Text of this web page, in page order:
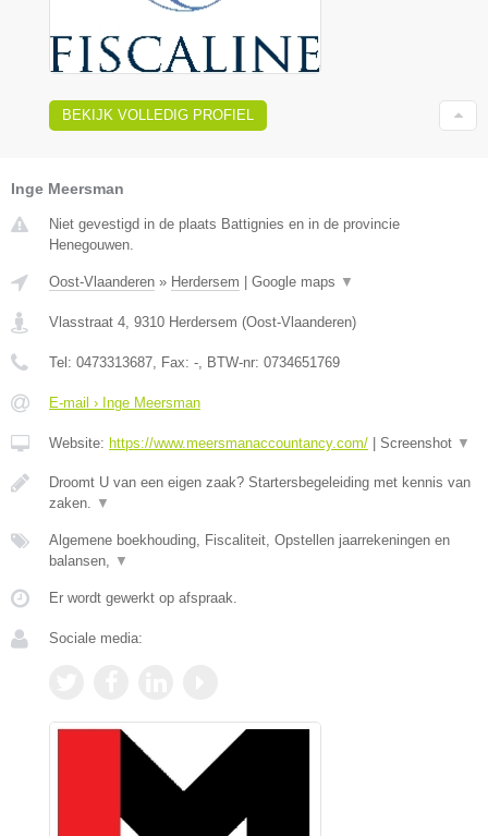
BEKIJK VOLLEDIG PROFIEL
Inge Meersman
Niet gevestigd in de plaats Battignies en in de provincie
Henegouwen.
Oost-Vlaanderen » Herdersem | Google maps ▼
Vlasstraat 4 9310 Herdersem (Oost-Vlaanderen)
Tel: 0473313687 , Fax: - , BTW-nr: 0734651769
E-mail › Inge Meersman
Website: https://www.meersmanaccountancy.com/ | Screenshot ▼
Droomt U van een eigen zaak? Startersbegeleiding met kennis van
zaken.
▼
Algemene boekhouding, Fiscaliteit, Opstellen jaarrekeningen en
balansen,
▼
Er wordt gewerkt op afspraak.
Sociale media: